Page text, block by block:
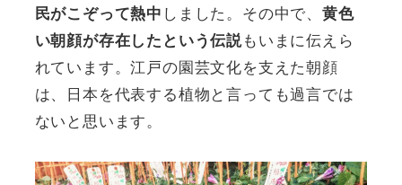
民がこぞって熱中 しました。その中で、 黄色
い朝顔が存在したという伝説もいまに伝えら
れています。江戸の園芸文化を支えた朝顔
は、日本を代表する植物と言っても過言では
ないと思います。